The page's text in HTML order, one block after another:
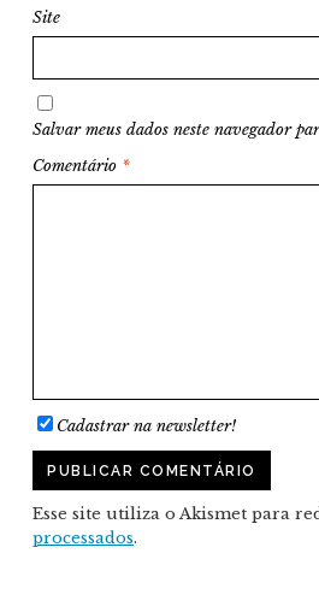
Site
Salvar meus dados neste navegador
Comentário *
Cadastrar na newsletter!
Esse site utiliza o Akismet para
processados.